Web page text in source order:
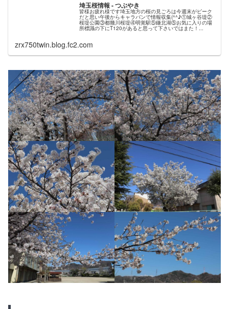
埼玉桜情報 - つぶやき
皆様お疲れ様です埼玉地方の桜の見ごろは今週末がピーク
だと思い午後からキャラバンで情報収集(^^♪①城ヶ谷堤②
桜堤公園③都幾川桜堤④明覚駅⑤鎌北湖⑤お気に入りの場
所標識の下にT120があると思って下さいではまた！...
zrx750twin.blog.fc2.com